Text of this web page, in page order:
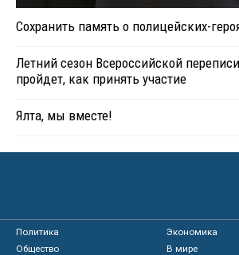
Сохранить память о полицейских-
Летний сезон Всероссийской
пройдет, как принять участие
Ялта, мы вместе!
Политика
Экономика
Общество
В мире